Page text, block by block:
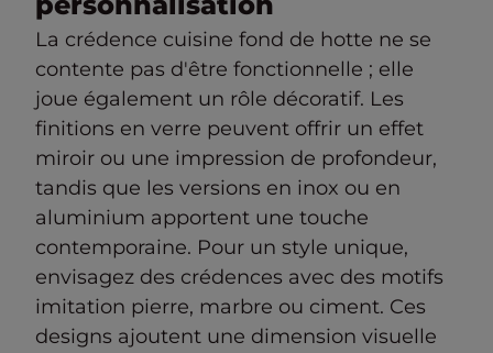
La crédence cuisine fond de hotte ne se
contente pas d'être fonctionnelle ; elle
joue également un rôle décoratif. Les
finitions en verre peuvent offrir un effet
miroir ou une impression de profondeur,
tandis que les versions en inox ou en
aluminium apportent une touche
contemporaine. Pour un style unique,
envisagez des crédences avec des motifs
imitation pierre, marbre ou ciment. Ces
designs ajoutent une dimension visuelle